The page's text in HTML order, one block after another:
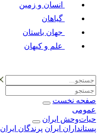
انسان و زمین
گیاهان
جهان باستان
علم و کیهان
صفحه نخست
عمومی
حیات‌وحش ایران
پستانداران ایران پرندگان ایران